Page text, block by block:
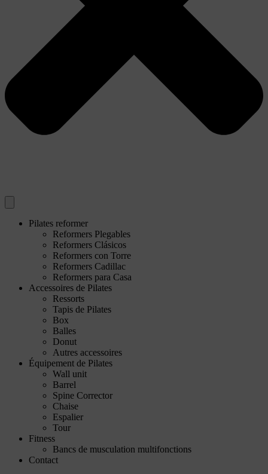
Pilates reformer
Reformers Plegables
Reformers Clásicos
Reformers con Torre
Reformers Cadillac
Reformers para Casa
Accessoires de Pilates
Ressorts
Tapis de Pilates
Box
Balles
Donut
Autres accessoires
Équipement de Pilates
Wall unit
Barrel
Spine Corrector
Chaise
Espalier
Tour
Fitness
Bancs de musculation multifonctions
Contact